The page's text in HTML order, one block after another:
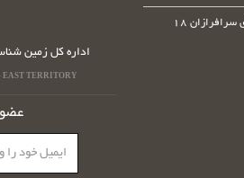
18
اداره کل زمین
TERRITORY
ایمیل
خود